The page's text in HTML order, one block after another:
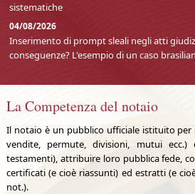
sistematiche
04/08/2026
Inserimento di prompt sleali negli atti
conseguenze? L'esempio di un caso
La Competenza del notaio
Il notaio è un pubblico ufficiale istituito per
vendite, permute, divisioni, mutui
testamenti), attribuire loro pubblica fede,
certificati (e cioè riassunti) ed estratti (e
not.).